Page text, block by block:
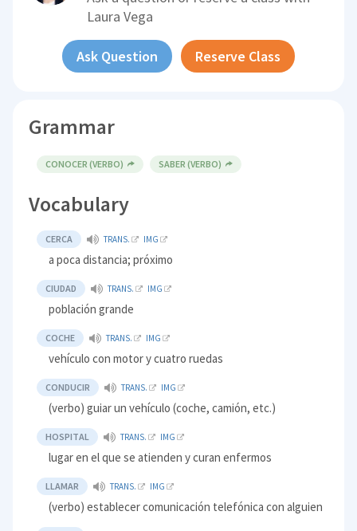
Laura Vega
Ask Question Reserve Class
Grammar
CONOCER (VERBO) SABER (VERBO)
Vocabulary
CERCA TRANS. IMG
a poca distancia; próximo
CIUDAD TRANS. IMG
población grande
COCHE TRANS. IMG
vehículo con motor y cuatro ruedas
CONDUCIR TRANS. IMG
(verbo) guiar un vehículo (coche, camión, etc.)
HOSPITAL TRANS. IMG
lugar en el que se atienden y curan enfermos
LLAMAR TRANS. IMG
(verbo) establecer comunicación telefónica con alguien